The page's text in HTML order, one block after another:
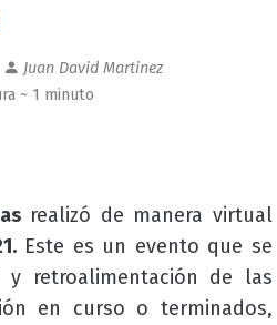
Juan David Martinez
~ 1 minuto
realizó de manera virtual
Este es un evento que se
retroalimentación de las
en curso o terminados,